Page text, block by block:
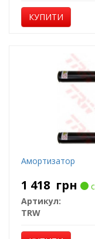
КУПИТИ
Амортизатор
1 418 грн
Артикул:
TRW